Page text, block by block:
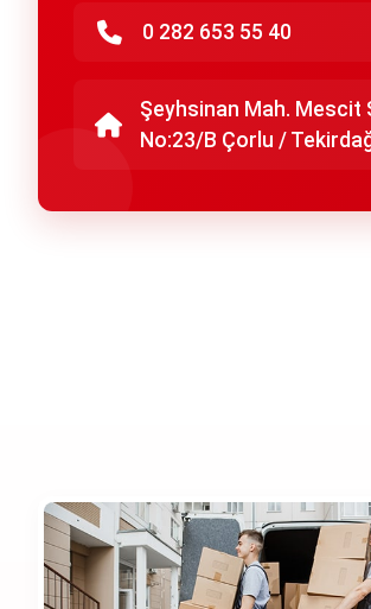
0 282 653 55 40
Şeyhsinan Mah. Mescit
No:23/B Çorlu /